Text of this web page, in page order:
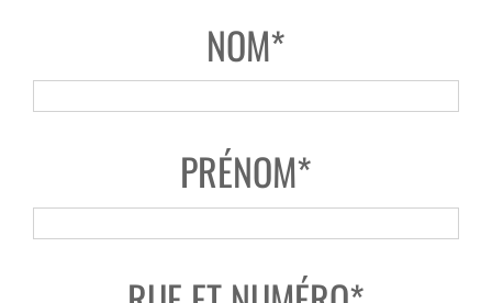
NOM*
PRÉNOM*